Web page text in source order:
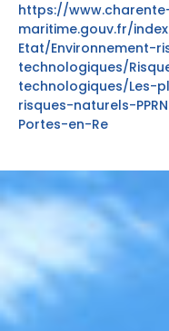
https://
maritime.gouv.fr/
Etat/Environnement-
technologiques/
technologiques/Les-
risques-naturels-
Portes-en-Re